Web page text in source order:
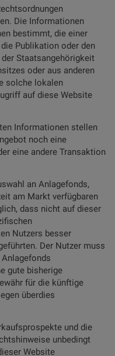
Die Informationen
bestimmt, die einer
Publikation oder den
Staatsangehörigkeit
oder aus anderen
solche lokalen
auf diese Website
Informationen stellen
noch eine
eine andere Transaktion
an Anlagefonds,
am Markt verfügbaren
dass nicht auf dieser
Nutzers besser
Der Nutzer muss
gute bisherige
für die künftige
überdies
und die
unbedingt
Website